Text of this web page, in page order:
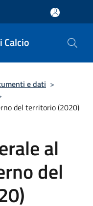
Calcio
e dati >
del territorio (2020)
al
del